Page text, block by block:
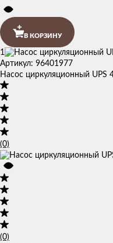
В КОРЗИНУ
1
Артикул: 96401977
Насос циркуляционный UPS
(0)
(0)